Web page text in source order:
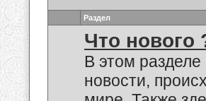
Раздел
Что нового
В этом
новости,